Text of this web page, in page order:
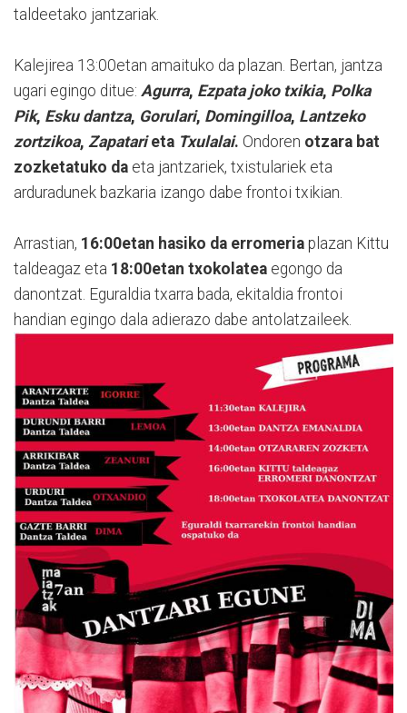
taldeetako jantzariak.
Kalejirea 13:00etan amaituko da plazan. Bertan, jantza
ugari egingo ditue: Agurra, Ezpata joko txikia, Polka
Pik, Esku dantza, Gorulari, Domingilloa, Lantzeko
zortzikoa, Zapatarieta Txulalai. Ondoren otzara bat
zozketatuko da eta jantzariek, txistulariek eta
arduradunek bazkaria izango dabe frontoi txikian.
Arrastian, 16:00etan hasiko da erromeria plazan Kittu
taldeagaz eta 18:00etan txokolatea egongo da
danontzat. Eguraldia txarra bada, ekitaldia frontoi
handian egingo dala adierazo dabe antolatzaileek.